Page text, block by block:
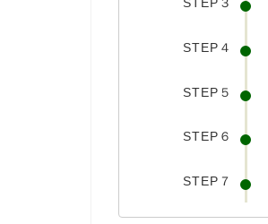
STEP４
STEP５
STEP６
STEP７